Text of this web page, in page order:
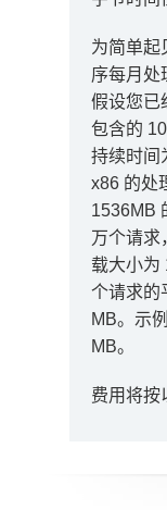
月度计算
为简单起
序每月处
假设您已
包含的
持续时间
x86 的处
1536MB
万个请求
载大小为
个请求的
MB。示
MB。
费用将按
月